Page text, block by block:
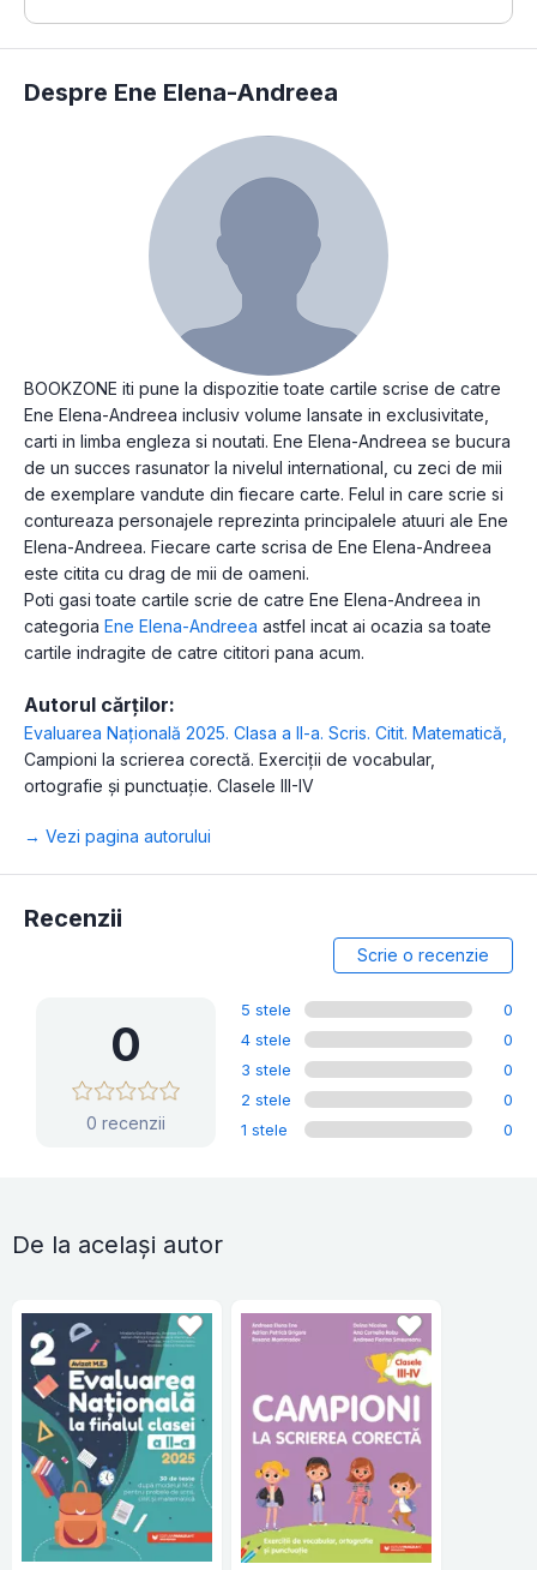
Despre Ene Elena-Andreea
BOOKZONE iti pune la dispozitie toate cartile scrise de catre
Ene Elena-Andreea inclusiv volume lansate in exclusivitate,
carti in limba engleza si noutati. Ene Elena-Andreea se bucura
de un succes rasunator la nivelul international, cu zeci de mii
de exemplare vandute din fiecare carte. Felul in care scrie si
contureaza personajele reprezinta principalele atuuri ale Ene
Elena-Andreea. Fiecare carte scrisa de Ene Elena-Andreea
este citita cu drag de mii de oameni.
Poti gasi toate cartile scrie de catre Ene Elena-Andreea in
categoria Ene Elena-Andreea astfel incat ai ocazia sa toate
cartile indragite de catre cititori pana acum.
Autorul cărților:
Evaluarea Națională 2025. Clasa a II-a. Scris. Citit. Matematică
Campioni la scrierea corectă. Exerciții de vocabular,
ortografie și punctuație. Clasele III-IV
→ Vezi pagina autorului
Recenzii
Scrie o recenzie
0
0 recenzii
5 stele
0
4 stele
0
3 stele
0
2 stele
0
1 stele
0
De la același autor